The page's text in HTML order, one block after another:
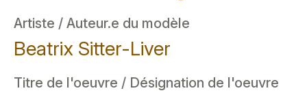
Artiste / Auteur.e du modèle
Beatrix Sitter-Liver
Titre de l'oeuvre / Désignation de l'oeuvre